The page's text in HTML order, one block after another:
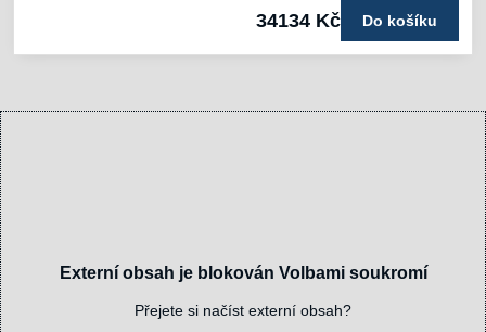
34134 Kč Do košíku
Externí obsah je blokován Volbami soukromí
Přejete si načíst externí obsah?